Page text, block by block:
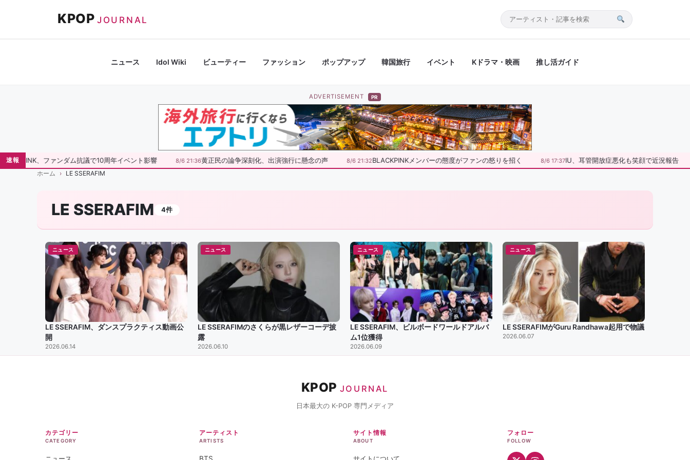
KPOP JOURNAL
サ
内
ニュース Idol Wiki ビューティー ファッション ポップアップ 韓国旅行 イベント Kドラマ・映画 推し活ガイド
ADVERTISEMENT PR
速報 、ファンダム抗議で10周年イベント影響 8/6 21:36黄正民の論争深刻化、出演強行に懸念の声 8/6 21:32BLACKPINKメンバーの態度がファンの怒りを招く 8/6 17:37IU、耳管開放症悪化も笑顔で近況報告
ホーム LE SSERAFIM
LE SSERAFIM 4件
ニュース
LE SSERAFIM、ダンスプラクティス動画公
開
2026.06.14
ニュース
LE SSERAFIMのさくらが黒レザーコーデ披
露
2026.06.10
ニュース
LE SSERAFIM、ビルボードワールドアルバ
ム1位獲得
2026.06.09
ニュース
LE SSERAFIMがGuru Randhawa起用で物議
2026.06.07
KPOP JOURNAL
日本最大の K-POP 専門メディア
カテゴリー
CATEGORY
アーティスト
ARTISTS
サイト情報
ABOUT
フォロー
FOLLOW